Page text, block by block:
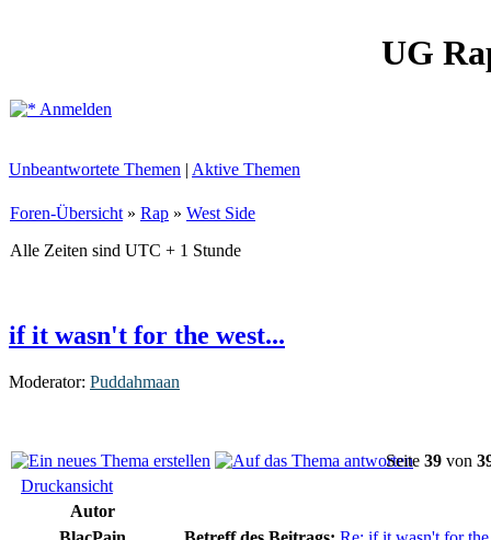
UG
Anmelden
Unbeantwortete Themen | Aktive Themen
Foren-Übersicht » Rap » West Side
Alle Zeiten sind UTC + 1 Stunde
if it wasn't for the west...
Moderator: Puddahmaan
Seite 39 von
Druckansicht
Autor